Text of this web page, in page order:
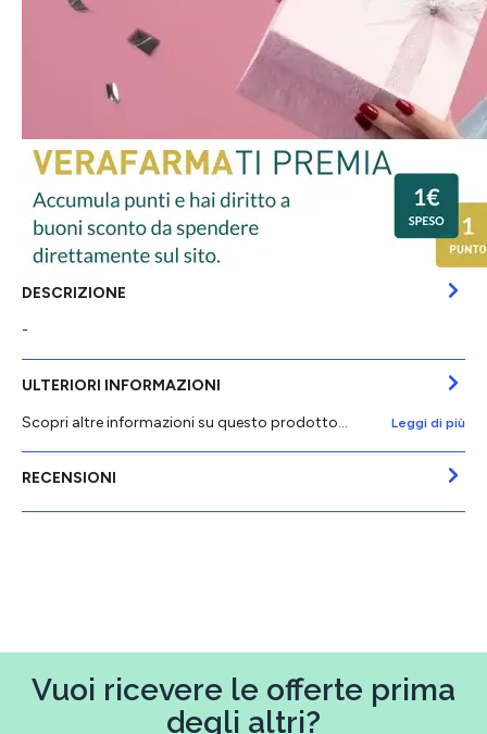
DESCRIZIONE
-
ULTERIORI INFORMAZIONI
Scopri altre informazioni su questo prodotto...
Leggi di più
RECENSIONI
Vuoi ricevere le offerte prima
degli altri?